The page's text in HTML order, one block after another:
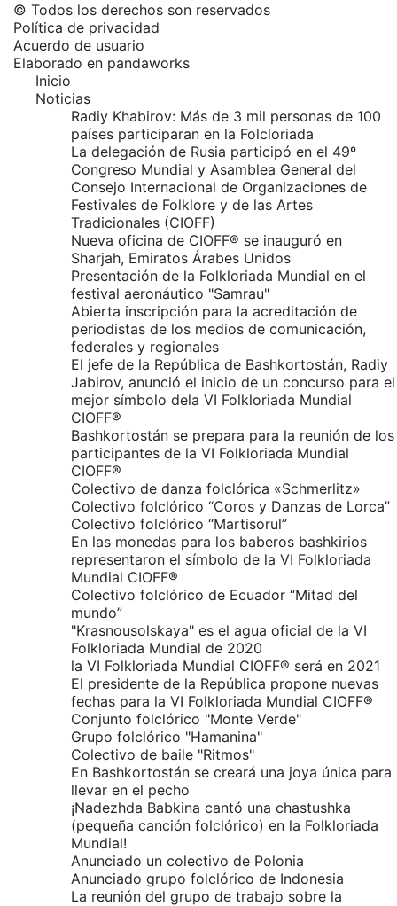
© Todos los derechos son reservados
Política de privacidad
Acuerdo de usuario
Elaborado en pandaworks
Inicio
Noticias
Radiy Khabirov: Más de 3 mil personas de 100
países participaran en la Folcloriada
La delegación de Rusia participó en el 49º
Congreso Mundial y Asamblea General del
Consejo Internacional de Organizaciones de
Festivales de Folklore y de las Artes
Tradicionales (CIOFF)
Nueva oficina de CIOFF® se inauguró en
Sharjah, Emiratos Árabes Unidos
Presentación de la Folkloriada Mundial en el
festival aeronáutico "Samrau"
Abierta inscripción para la acreditación de
periodistas de los medios de comunicación,
federales y regionales
El jefe de la República de Bashkortostán, Radiy
Jabirov, anunció el inicio de un concurso para el
mejor símbolo dela VI Folkloriada Mundial
CIOFF®
Bashkortostán se prepara para la reunión de los
participantes de la VI Folkloriada Mundial
CIOFF®
Colectivo de danza folclórica «Schmerlitz»
Colectivo folclórico “Coros y Danzas de Lorca”
Colectivo folclórico “Martisorul”
En las monedas para los baberos bashkirios
representaron el símbolo de la VI Folkloriada
Mundial CIOFF®
Colectivo folclórico de Ecuador “Mitad del
mundo”
"Krasnousolskaya" es el agua oficial de la VI
Folkloriada Mundial de 2020
la VI Folkloriada Mundial CIOFF® será en 2021
El presidente de la República propone nuevas
fechas para la VI Folkloriada Mundial CIOFF®
Conjunto folclórico "Monte Verde"
Grupo folclórico "Hamanina"
Colectivo de baile "Ritmos"
En Bashkortostán se creará una joya única para
llevar en el pecho
¡Nadezhda Babkina cantó una chastushka
(pequeña canción folclórico) en la Folkloriada
Mundial!
Anunciado un colectivo de Polonia
Anunciado grupo folclórico de Indonesia
La reunión del grupo de trabajo sobre la